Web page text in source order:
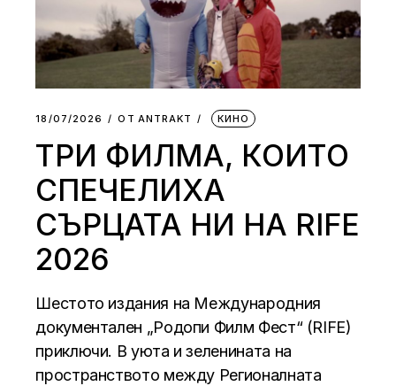
18/07/2026 ОТ АNTRAKT КИНО
ТРИ ФИЛМА, КОИТО
СПЕЧЕЛИХА
СЪРЦАТА НИ НА RIFE
2026
Шестото издания на Международния
документален „Родопи Филм Фест“ (RIFE)
приключи. В уюта и зеленината на
пространството между Регионалната